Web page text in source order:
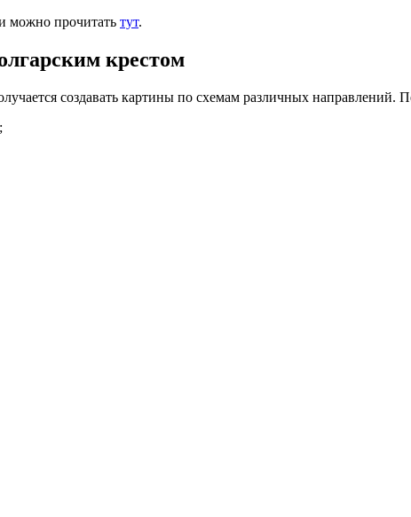
можно прочитать тут.
крестом
создавать картины по схемам различных